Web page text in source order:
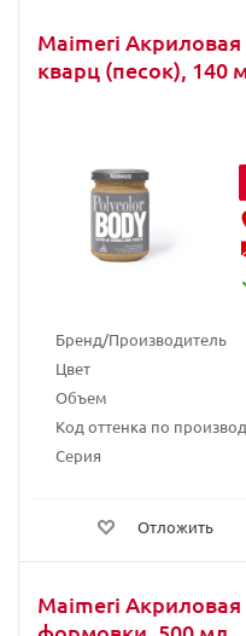
Maimeri
кварц (песок), 140
Бренд/Производитель
Цвет
Объем
Код оттенка по
Серия
Отложить
Maimeri Акриловая